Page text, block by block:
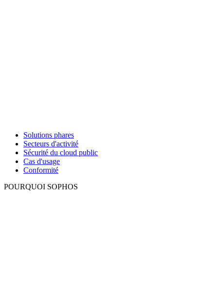
Solutions phares
Secteurs d'activité
Sécurité du cloud public
Cas d'usage
Conformité
POURQUOI SOPHOS